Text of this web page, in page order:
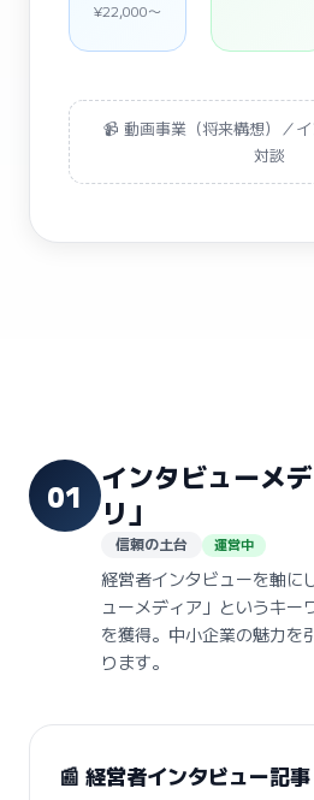
¥22,000〜
📹 動画事業（将来構想）／
対談
01
インタビューメ
リ」
信頼の土台 運営中
経営者インタビューを軸に
ューメディア」というキー
を獲得。中小企業の魅力を
ります。
📰 経営者インタビュー記事